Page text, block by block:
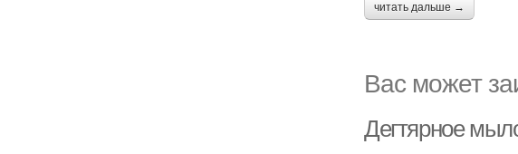
читать дальше →
Вас может
Дегтярное